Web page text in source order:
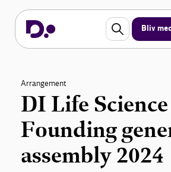
Bliv
Arrangement
DI Life
Founding
assembly 2024